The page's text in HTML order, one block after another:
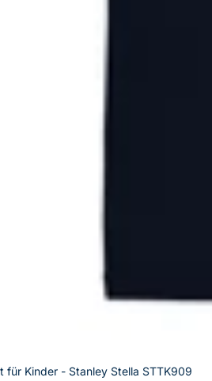
für Kinder - Stanley Stella STTK909